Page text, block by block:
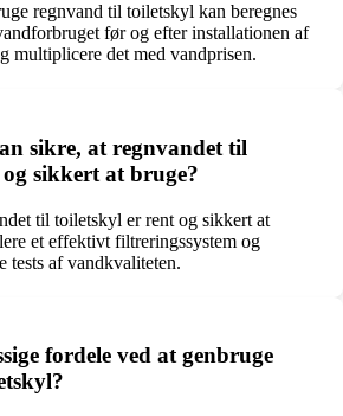
regnvand til toiletskyl kan beregnes
før og efter installationen af
multiplicere det med vandprisen.
sikre, at regnvandet til
sikkert at bruge?
til toiletskyl er rent og sikkert at
et effektivt filtreringssystem og
tests af vandkvaliteten.
fordele ved at genbruge